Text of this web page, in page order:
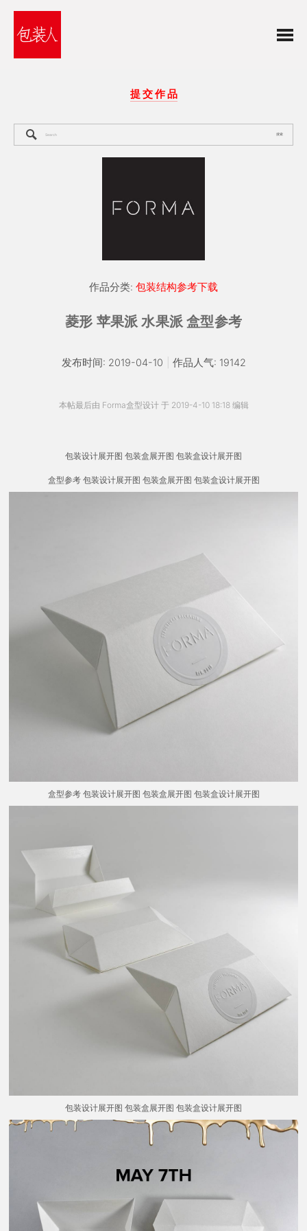
提 交 作 品
搜索
作品分类: 包装结构参考下载
菱形 苹果派 水果派 盒型参考
发布时间: 2019-04-10 作品人气: 19142
本帖最后由 Forma盒型设计 于 2019-4-10 18:18 编辑
包装设计展开图 包装盒展开图 包装盒设计展开图
盒型参考 包装设计展开图 包装盒展开图 包装盒设计展开图
盒型参考 包装设计展开图 包装盒展开图 包装盒设计展开图
包装设计展开图 包装盒展开图 包装盒设计展开图